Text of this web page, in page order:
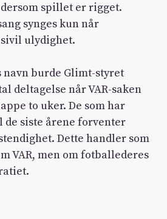
spillet er rigget.
synges kun når
ulydighet.
navn burde Glimt-styret
deltagelse når VAR-saken
to uker. De som har
siste årene forventer
Dette handler som
VAR, men om fotballederes